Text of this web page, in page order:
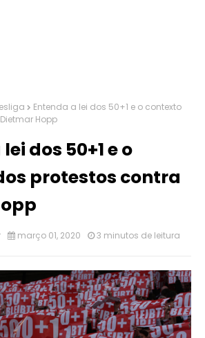
Entenda a lei dos 50+1 e o contexto
Hopp
dos 50+1 e o
protestos contra
março 01, 2020 3 minutos de leitura